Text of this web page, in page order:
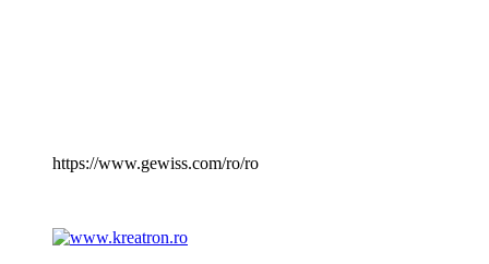
https://www.gewiss.com/ro/ro